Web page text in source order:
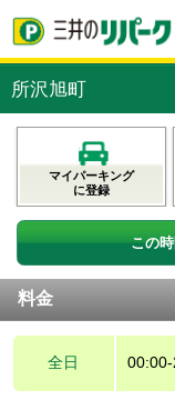
所沢旭町
マイパーキング
に登録
この
料金
全日